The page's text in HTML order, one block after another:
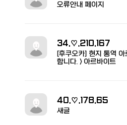
오류안내 페이지
34.♡.210.167
[후쿠오카] 현지 통역 아
합니다. > 아르바이트
40.♡.178.65
새글